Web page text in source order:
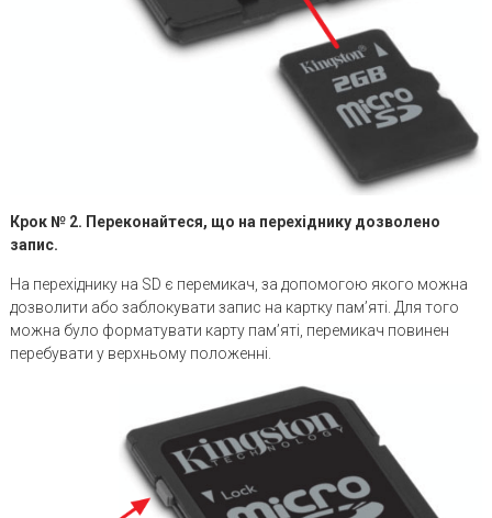
Крок № 2. Переконайтеся, що на перехіднику дозволено
запис.
На перехіднику на SD є перемикач, за допомогою якого можна
дозволити або заблокувати запис на картку пам’яті. Для того
можна було форматувати карту пам’яті, перемикач повинен
перебувати у верхньому положенні.